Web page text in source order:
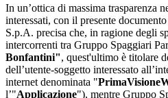
In un’ottica di massima trasparenza
interessati, con il presente
S.p.A. precisa che, in ragione degli
intercorrenti tra Gruppo Spaggiari
Bonfantini", quest'ultimo è titolare
dell’utente-soggetto interessato
internet denominata "
l’"Applicazione"), mentre Gruppo